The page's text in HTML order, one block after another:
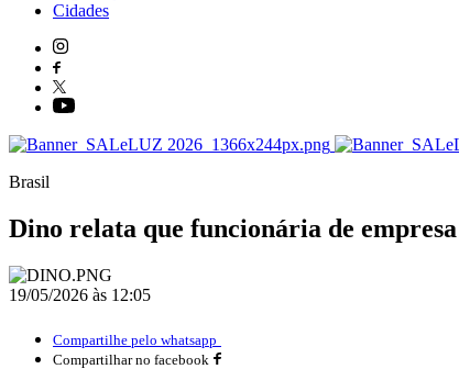
Cidades
Brasil
Dino relata que funcionária de
19/05/2026 às 12:05
Compartilhe pelo whatsapp
Compartilhar no facebook